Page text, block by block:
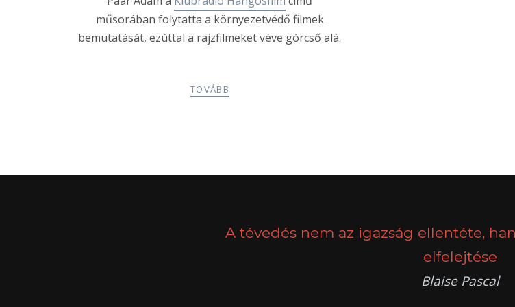
műsorában folytatta a környezetvédő filmek
bemutatását, ezúttal a rajzfilmeket véve górcső alá.
TOVÁBB
A tévedés nem az igazság ellentéte,
elfelejtése
Blaise Pascal